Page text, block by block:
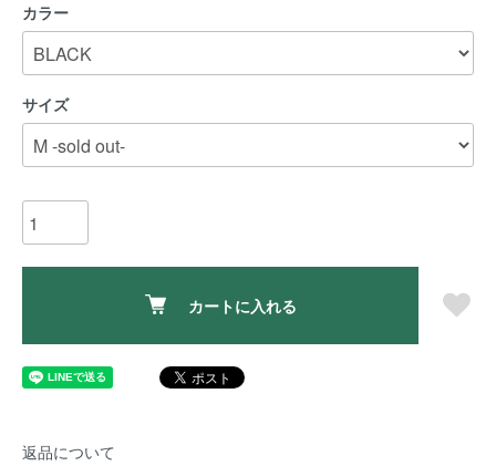
カラー
サイズ
カートに入れる
返品について